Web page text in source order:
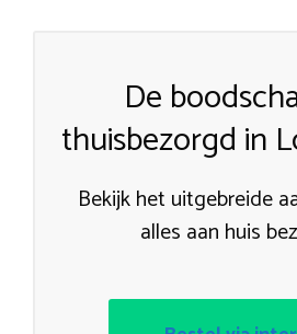
De
thuisbezorgd in
Bekijk het uitgebreide
alles aan huis